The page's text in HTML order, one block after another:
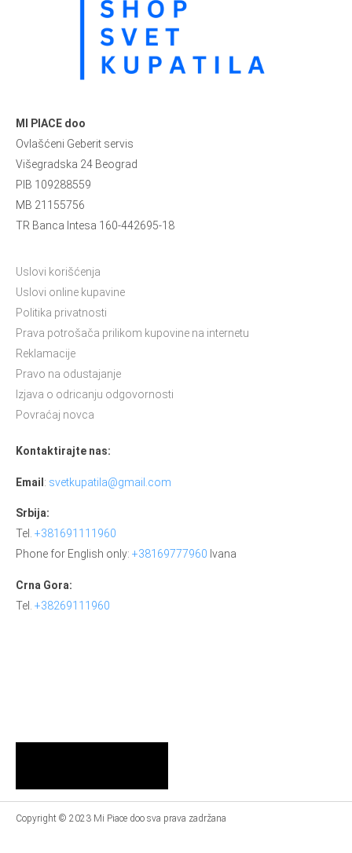
MI PIACE doo
Ovlašćeni Geberit servis
Višegradska 24 Beograd
PIB 109288559
MB 21155756
TR Banca Intesa 160-442695-18
Uslovi korišćenja
Uslovi online kupavine
Politika privatnosti
Prava potrošača prilikom kupovine na internetu
Reklamacije
Pravo na odustajanje
Izjava o odricanju odgovornosti
Povraćaj novca
Kontaktirajte nas:
Email: svetkupatila@gmail.com
Srbija:
Tel. +381691111960
Phone for English only: +38169777960 Ivana
Crna Gora:
Tel. +38269111960
Copyright © 2023 Mi Piace doo sva prava zadržana